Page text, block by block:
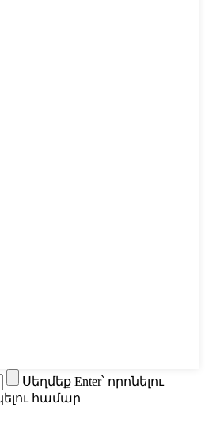
Սեղմեք Enter՝ որոնելու
համար